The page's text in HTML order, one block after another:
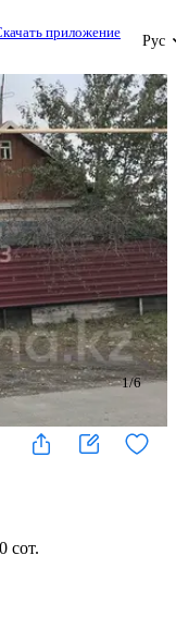
приложение
Рус
1/6
сот.